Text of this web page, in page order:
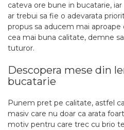
cateva ore bune in bucatarie,
ar trebui sa fie o adevarata
propus sa aducem mai
cea mai buna calitate, demne
tuturor.
Descopera mese din
bucatarie
Punem pret pe calitate, astfel
masiv care nu doar ca arata
motiv pentru care trec cu brio